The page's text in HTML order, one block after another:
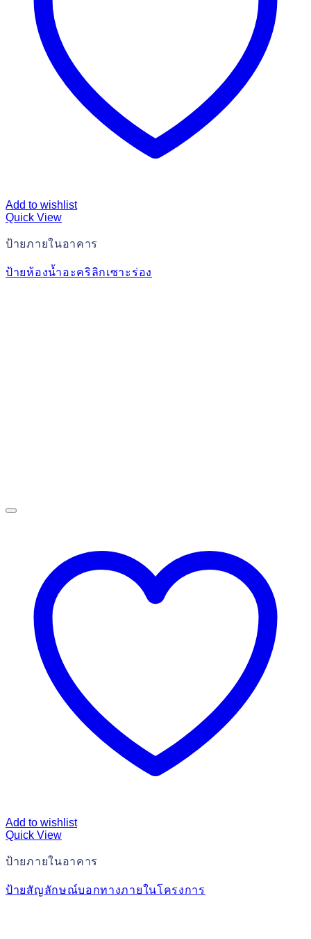
Add to wishlist
Quick View
ป้ายภายในอาคาร
ป้ายห้องน้ำอะคริลิกเซาะร่อง
Add to wishlist
Quick View
ป้ายภายในอาคาร
ป้ายสัญลักษณ์บอกทางภายในโครงการ